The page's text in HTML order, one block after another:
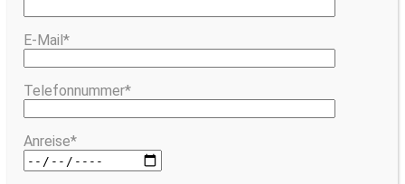
E-Mail*
Telefonnummer*
Anreise*